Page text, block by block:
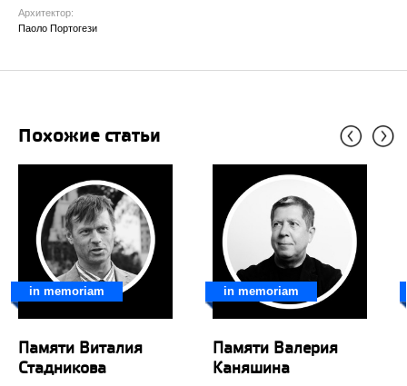
Архитектор:
Паоло Портогези
Похожие статьи
in memoriam
Памяти Виталия
Стадникова
in memoriam
Памяти Валерия
Каняшина